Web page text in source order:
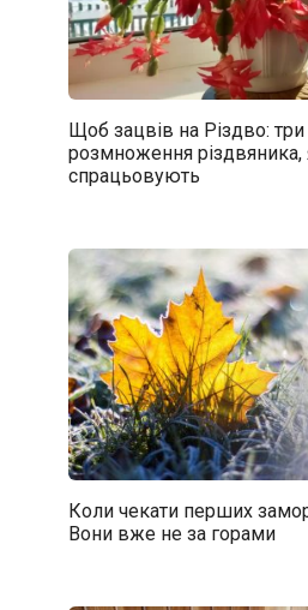
Щоб зацвів на Різдво:
розмноження різдвяника,
спрацьовують
Коли чекати перших
Вони вже не за горами